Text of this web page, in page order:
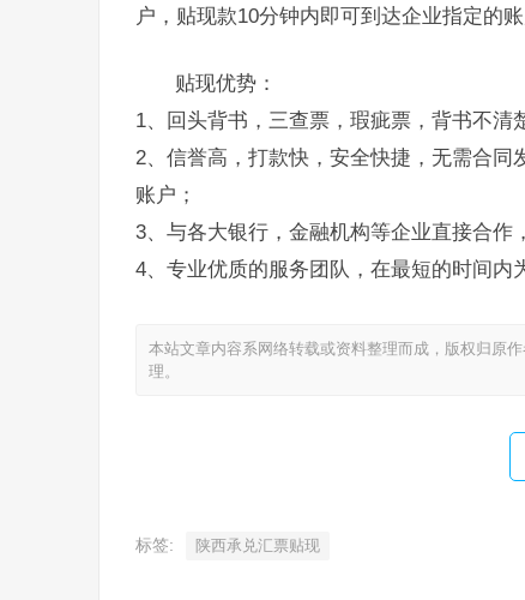
户，贴现款10分钟内即可到达企业指定的账
贴现优势：
1、回头背书，三查票，瑕疵票，背书不清
2、信誉高，打款快，安全快捷，无需合
账户；
3、与各大银行，金融机构等企业直接合作
4、专业优质的服务团队，在最短的时间内
本站文章内容系网络转载或资料整理而成，版权归原
理。
标签: 陕西承兑汇票贴现